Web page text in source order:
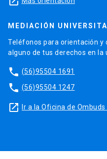
MEDIACIÓN
Teléfonos para orientación y
alguno de tus derechos en la
phone (56)95504 1691
phone (56)95504 1247
launch Ir a la Oficina de Ombuds